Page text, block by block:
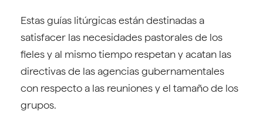
Estas guías litúrgicas están destinadas a
satisfacer las necesidades pastorales de los
fieles y al mismo tiempo respetan y acatan las
directivas de las agencias gubernamentales
con respecto a las reuniones y el tamaño de los
grupos.